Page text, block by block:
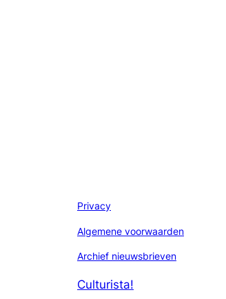
Privacy
Algemene voorwaarden
Archief nieuwsbrieven
Culturista!